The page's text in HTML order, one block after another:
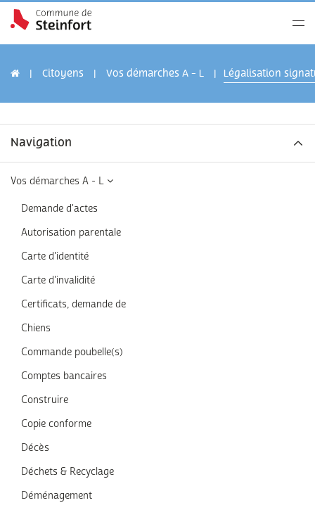
Citoyens Vos démarches A - L Légalisation
Navigation
Vos démarches A - L
Demande d'actes
Autorisation parentale
Carte d'identité
Carte d'invalidité
Certificats, demande de
Chiens
Commande poubelle(s)
Comptes bancaires
Construire
Copie conforme
Décès
Déchets & Recyclage
Déménagement